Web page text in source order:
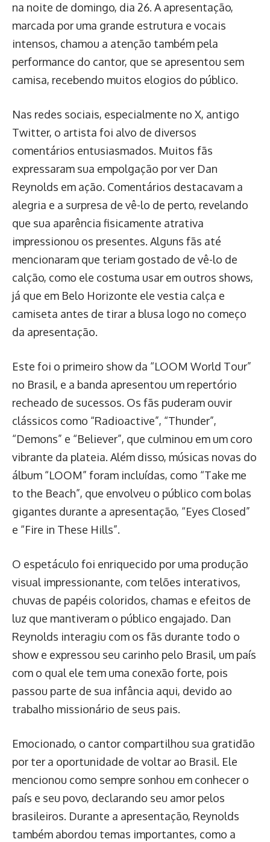
na noite de domingo, dia 26. A apresentação,
marcada por uma grande estrutura e vocais
intensos, chamou a atenção também pela
performance do cantor, que se apresentou sem
camisa, recebendo muitos elogios do público.
Nas redes sociais, especialmente no X, antigo
Twitter, o artista foi alvo de diversos
comentários entusiasmados. Muitos fãs
expressaram sua empolgação por ver Dan
Reynolds em ação. Comentários destacavam a
alegria e a surpresa de vê-lo de perto, revelando
que sua aparência fisicamente atrativa
impressionou os presentes. Alguns fãs até
mencionaram que teriam gostado de vê-lo de
calção, como ele costuma usar em outros shows,
já que em Belo Horizonte ele vestia calça e
camiseta antes de tirar a blusa logo no começo
da apresentação.
Este foi o primeiro show da “LOOM World Tour”
no Brasil, e a banda apresentou um repertório
recheado de sucessos. Os fãs puderam ouvir
clássicos como “Radioactive”, “Thunder”,
“Demons” e “Believer”, que culminou em um coro
vibrante da plateia. Além disso, músicas novas do
álbum “LOOM” foram incluídas, como “Take me
to the Beach”, que envolveu o público com bolas
gigantes durante a apresentação, “Eyes Closed”
e “Fire in These Hills”.
O espetáculo foi enriquecido por uma produção
visual impressionante, com telões interativos,
chuvas de papéis coloridos, chamas e efeitos de
luz que mantiveram o público engajado. Dan
Reynolds interagiu com os fãs durante todo o
show e expressou seu carinho pelo Brasil, um país
com o qual ele tem uma conexão forte, pois
passou parte de sua infância aqui, devido ao
trabalho missionário de seus pais.
Emocionado, o cantor compartilhou sua gratidão
por ter a oportunidade de voltar ao Brasil. Ele
mencionou como sempre sonhou em conhecer o
país e seu povo, declarando seu amor pelos
brasileiros. Durante a apresentação, Reynolds
também abordou temas importantes, como a